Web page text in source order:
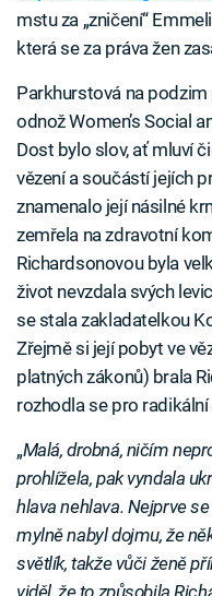
mstu za „zničení“
která se za práva žen
Parkhurstová na
odnož Women’s Social
Dost bylo slov, ať mluví
vězení a součástí jejích
znamenalo její násilné
zemřela na zdravotní
Richardsonovou byla
život nevzdala svých
se stala zakladatelkou
Zřejmě si její pobyt ve
platných zákonů) brala
rozhodla se pro radikální
„Malá, drobná, ničím
prohlížela, pak vyndala
hlava nehlava. Nejprve
mylně nabyl dojmu, že
světlík, takže vůči ženě